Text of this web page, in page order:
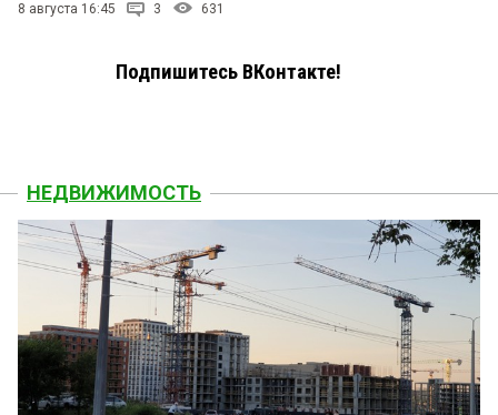
8 августа 16:45 3 631
Подпишитесь ВКонтакте!
НЕДВИЖИМОСТЬ